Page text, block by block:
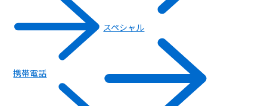
携帯電話
スペシャル